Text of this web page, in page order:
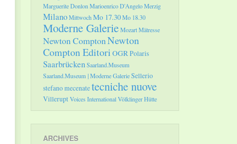
Marguerite DonlonMarioenrico D'AngeloMerzig
MilanoMittwochMo 17.30Mo 18.30
Moderne GalerieMozartMätresse
Newton ComptonNewton
Compton Editori OGRPolaris
SaarbrückenSaarland.Museum
Saarland.Museum | Moderne GalerieSellerio
stefano mecenatetecniche nuove
VilleruptVoices InternationalVölklinger Hütte
ARCHIVES